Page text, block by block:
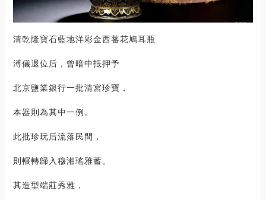
清乾隆寶石藍地洋彩金西蕃花鳩耳瓶
溥儀退位后，曾暗中抵押予
北京鹽業銀行一批清宮珍寶，
本器則為其中一例。
此批珍玩后流落民間，
則輾轉歸入穆湘瑤雅蓄。
其造型端莊秀雅，